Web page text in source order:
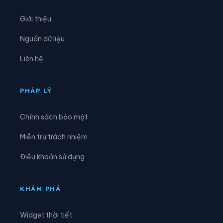
Xã Ba Vì
Giới thiệu
Nguồn dữ liệu
Liên hệ
PHÁP LÝ
Chính sách bảo mật
Miễn trừ trách nhiệm
Điều khoản sử dụng
KHÁM PHÁ
Widget thời tiết